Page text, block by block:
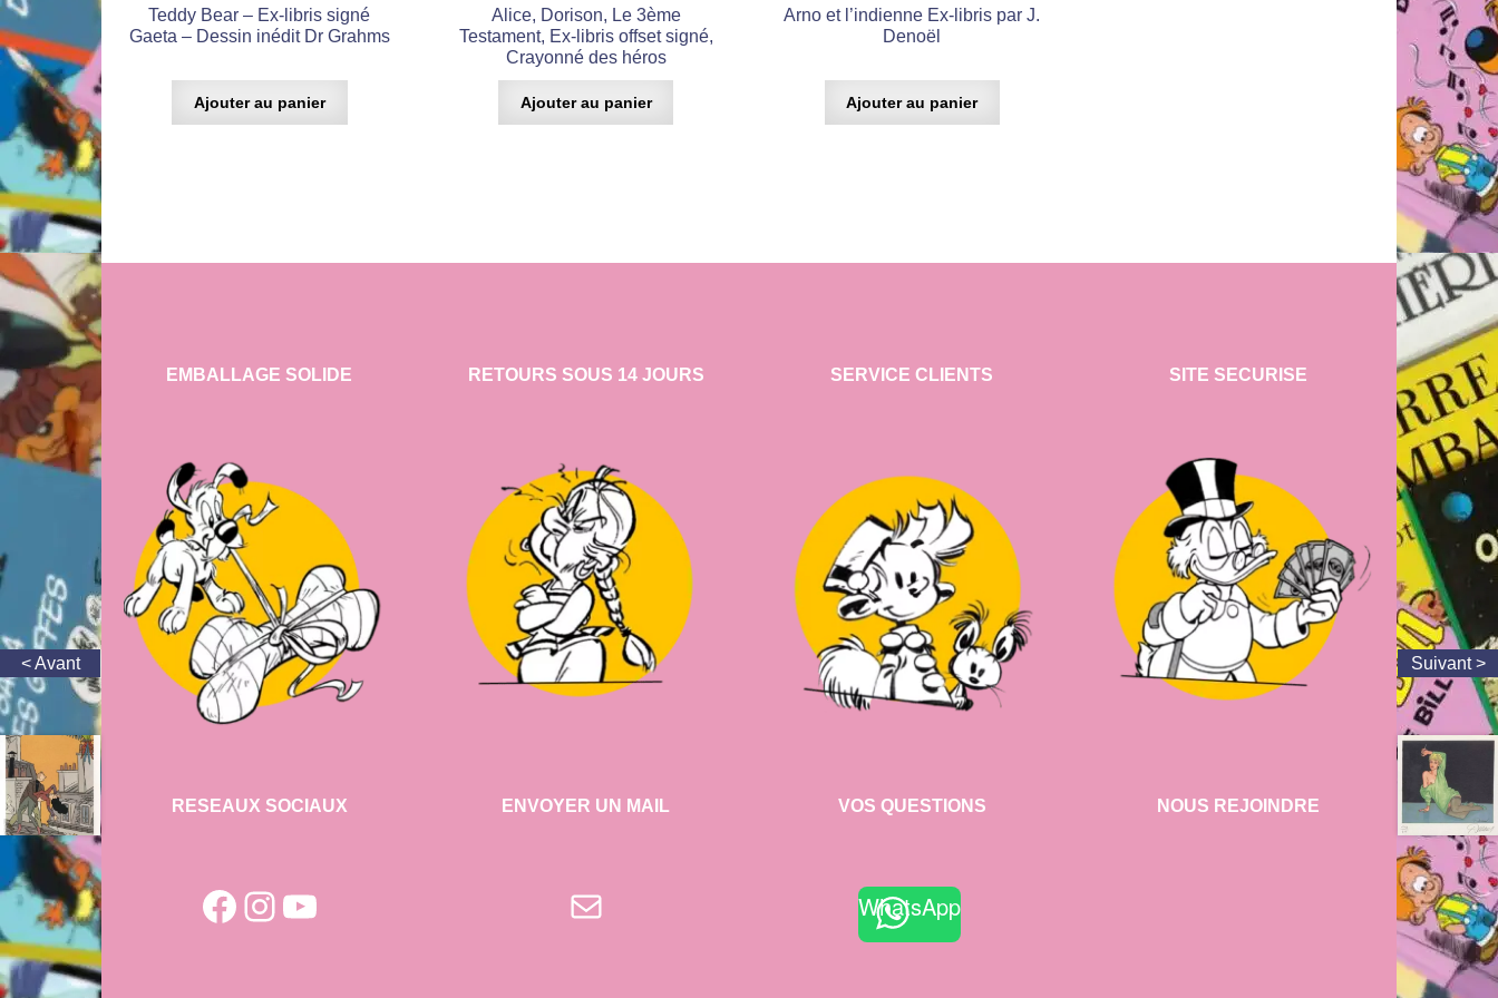
Teddy Bear – Ex-libris signé
Gaeta – Dessin inédit Dr Grahms
Ajouter au panier
Alice, Dorison, Le 3ème
Testament, Ex-libris offset signé,
Crayonné des héros
Ajouter au panier
Arno et l’indienne Ex-libris par J.
Denoël
Ajouter au panier
EMBALLAGE SOLIDE
RESEAUX SOCIAUX
Facebook
Instagram
YouTube
RETOURS SOUS 14 JOURS
ENVOYER UN MAIL
E-mail
SERVICE CLIENTS
VOS QUESTIONS
WhatsApp
SITE SECURISE
NOUS REJOINDRE